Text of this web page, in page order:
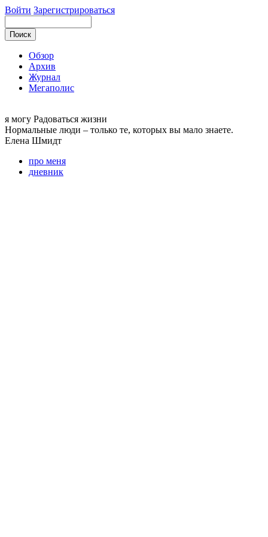
Войти Зарегистрироваться
Обзор
Архив
Журнал
Мегаполис
я могу Радоваться жизни
Нормальные люди – только те, которых вы мало знаете.
Елена Шмидт
про меня
дневник